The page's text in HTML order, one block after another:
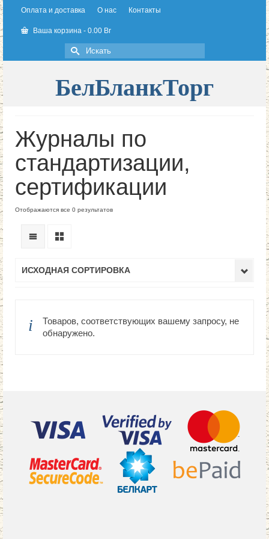
Оплата и доставка О нас Контакты
Ваша корзина - 0.00 Br
Искать:
БелБланкТорг
Журналы по
стандартизации,
сертификации
Отображаются все 0 результатов
ИСХОДНАЯ СОРТИРОВКА
Товаров, соответствующих вашему запросу, не
обнаружено.